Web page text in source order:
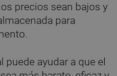
precios sean bajos y
para
puede ayudar a que el